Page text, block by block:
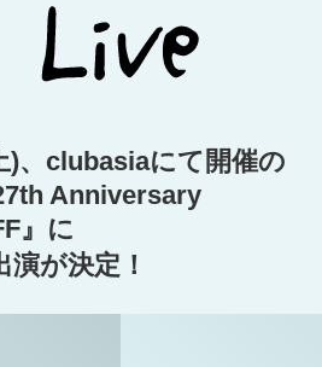
)、clubasiaにて開催の
Anniversary
』に
が決定！